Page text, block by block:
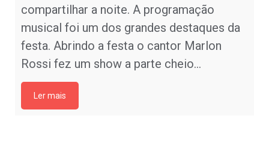
compartilhar a noite. A programação
musical foi um dos grandes destaques da
festa. Abrindo a festa o cantor Marlon
Rossi fez um show a parte cheio…
Ler mais